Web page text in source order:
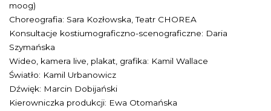
moog)
Choreografia: Sara Kozłowska, Teatr CHOREA
Konsultacje kostiumograficzno-scenograficzne: Daria
Szymańska
Wideo, kamera live, plakat, grafika: Kamil Wallace
Światło: Kamil Urbanowicz
Dźwięk: Marcin Dobijański
Kierowniczka produkcji: Ewa Otomańska